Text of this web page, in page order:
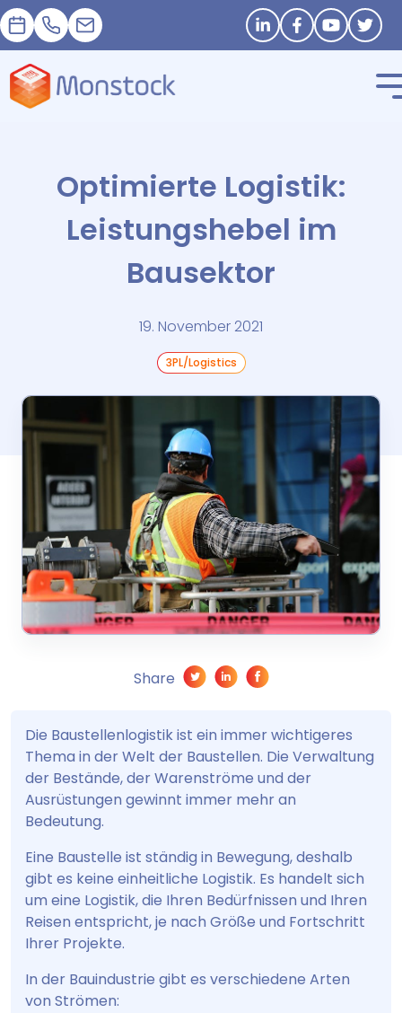
Termin+33 1 83 62 25 41
contact@monstock.net Stay in touch
Optimierte Logistik:
Leistungshebel im
Bausektor
19. November 2021
3PL/Logistics
Share
Die Baustellenlogistik ist ein immer wichtigeres
Thema in der Welt der Baustellen. Die Verwaltung
der Bestände, der Warenströme und der
Ausrüstungen gewinnt immer mehr an
Bedeutung.
Eine Baustelle ist ständig in Bewegung, deshalb
gibt es keine einheitliche Logistik. Es handelt sich
um eine Logistik, die Ihren Bedürfnissen und Ihren
Reisen entspricht, je nach Größe und Fortschritt
Ihrer Projekte.
In der Bauindustrie gibt es verschiedene Arten
von Strömen: